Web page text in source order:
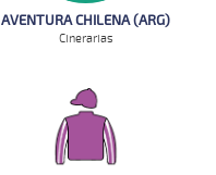
AVENTURA CHILENA (ARG)
Cinerarias